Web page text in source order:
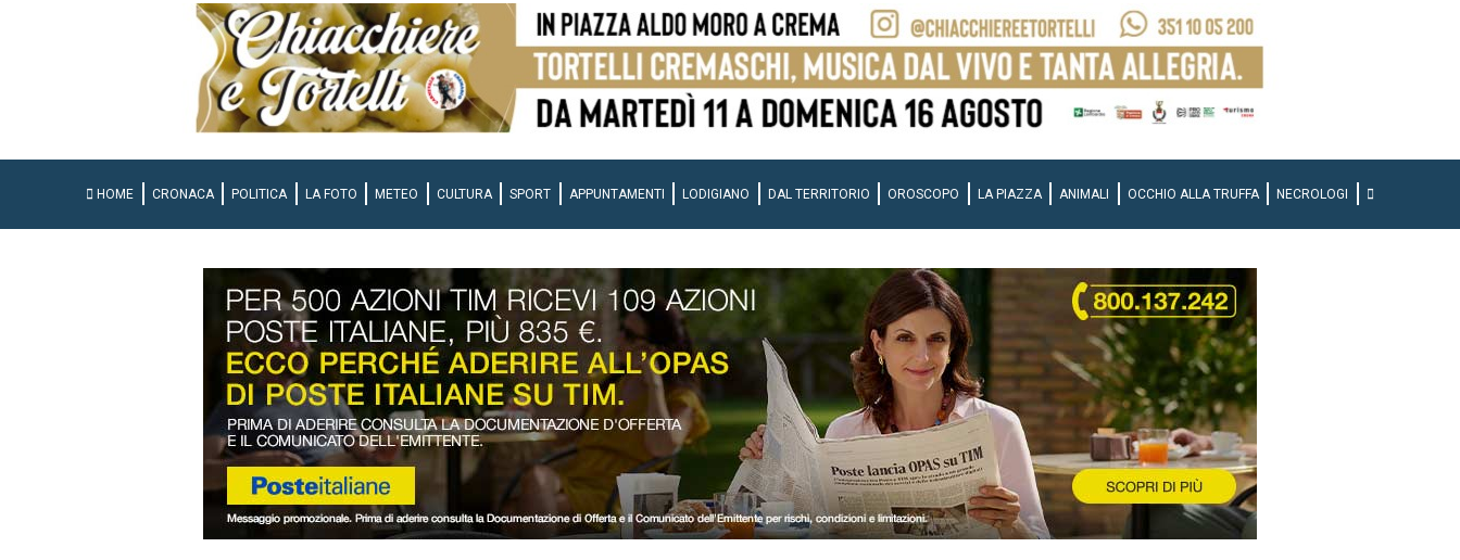
HOME CRONACA POLITICA LA FOTO METEO CULTURA SPORT APPUNTAMENTI LODIGIANO DAL TERRITORIO OROSCOPO LA PIAZZA ANIMALI OCCHIO ALLA TRUFFA NECROLOGI